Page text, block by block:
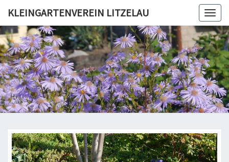
KLEINGARTENVEREIN LITZELAU